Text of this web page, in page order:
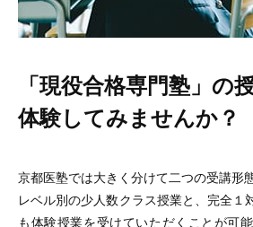
「現役合格専門塾」の
体験してみませんか？
京都医塾では大きく分けて二つの受講形
レベル別の少人数クラス授業と、完全１
も体験授業を受けていただくことが可